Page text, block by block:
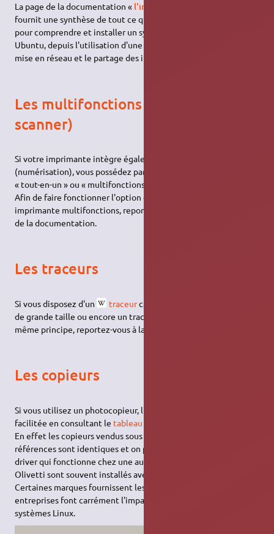
La page de la documentation « l'impression sous Ubuntu
fournit une synthèse de tout ce qu'il est utile de connaître
pour comprendre et installer un système d'impression sous
Ubuntu, depuis l'utilisation d'une connexion directe jusqu'à la
mise en réseau et le partage des imprimantes.
Les multifonctions (imprimante &
scanner)
Si votre imprimante intègre également la fonction "scanner"
(numérisation), vous possédez par conséquent une imprimante
« tout-en-un » ou « multifonctions ».
Afin de faire fonctionner l'option «
imprimante multifonctions, reportez-vous à la page «
de la documentation.
Les traceurs
Si vous disposez d'un traceurcapable de gérer des feuilles
de grande taille ou encore un traceur de découpe basé sur le
même principe, reportez-vous à la page
Les copieurs
Si vous utilisez un photocopieur, l'installation peut être
facilitée en consultant le tableau des équivalences de Katun
En effet les copieurs vendus sous différentes marques et
références sont identiques et on peut donc souvent trouver un
driver qui fonctionne chez une autre marque : par exemple les
Olivetti sont souvent installés avec des pilotes Triumph-Adler.
Certaines marques fournissent les pilotes Linux et d'autres
entreprises font carrément l'impasse sur la gestion des
systèmes Linux.